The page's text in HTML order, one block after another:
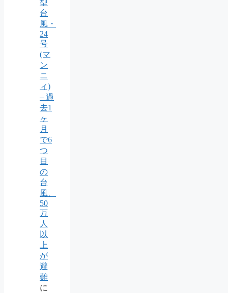
型
台
風・
24
号
(マ
ン
ニ
ィ)
– 過
去1
ヶ
月
で6
つ
目
の
台
風、
50
万
人
以
上
が
避
難
に